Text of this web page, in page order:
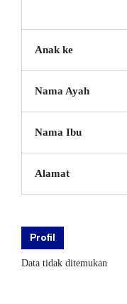
Anak ke
Nama Ayah
Nama Ibu
Alamat
Profil
Data tidak ditemukan